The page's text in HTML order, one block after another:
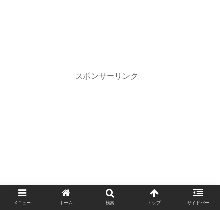
スポンサーリンク
メニュー ホーム 検索 トップ サイドバー